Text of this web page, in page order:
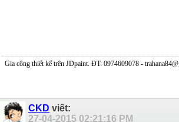
Gia công thiết kế trên JDpaint. ĐT: 0974609078 -
CKD viết:
27-04-2015 02:21:16 PM